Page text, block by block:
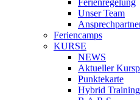
Ferienregelung
Unser Team
Feriencamps
KURSE
NEWS
Aktueller
Punktekarte
Hybrid Training